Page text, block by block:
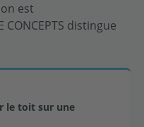
est
distingue
le toit sur une